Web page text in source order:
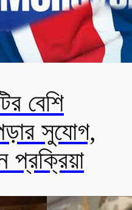
বেশি
সুযোগ,
প্রক্রিয়া